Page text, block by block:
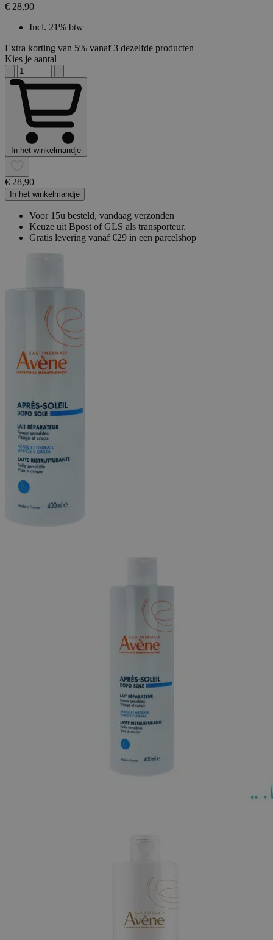
€ 28,90
Incl. 21% btw
Extra korting van 5% vanaf 3 dezelfde producten
Kies je aantal
In het winkelmandje
€ 28,90
In het winkelmandje
Voor 15u besteld, vandaag verzonden
Keuze uit Bpost of GLS als transporteur.
Gratis levering vanaf €29 in een parcelshop